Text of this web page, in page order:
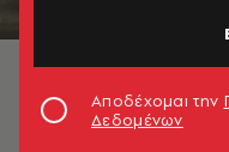
«Ρέα» του Σαμάρα
Αποδέχομαι την
Δεδομένων